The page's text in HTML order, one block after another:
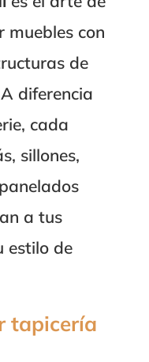
muebles con
de
diferencia
cada
sillones,
a tus
estilo de
tapicería